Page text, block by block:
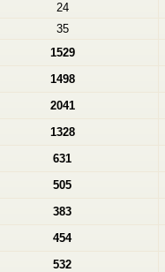
24
35
1529
1498
2041
1328
631
505
383
454
532